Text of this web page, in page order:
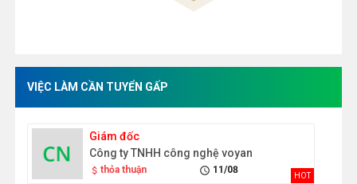
VIỆC LÀM CẦN TUYỂN GẤP
Giám đốc
Công ty TNHH công nghệ voyan
attach_money thỏa thuận schedule 11/08
HOT